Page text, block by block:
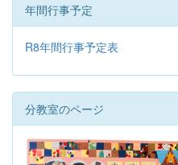
年間行事予定
R8年間行事予定表
分教室のページ